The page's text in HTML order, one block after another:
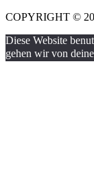
COPYRIGHT ©
Diese Website
gehen wir von